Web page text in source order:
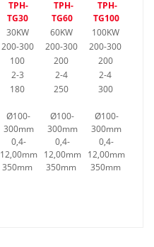
TPH-
TG30
TPH-
TG60
TPH-
TG100
30KW 60KW
100KW
200-300 200-300
200-300
100 200
200
2-3 2-4
2-4
180 250 300
Ø100-
300mm
0,4-
12,00mm
350mm
Ø100-
300mm
0,4-
12,00mm
350mm
Ø100-
300mm
0,4-
12,00mm
350mm